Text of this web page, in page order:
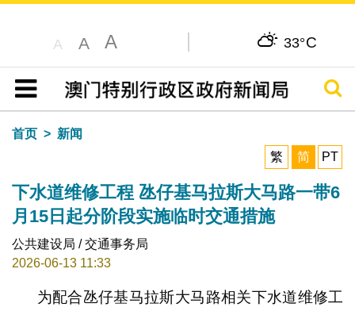
A A A 33°C
目录
搜寻
首页
新闻
繁
简 PT
下水道维修工程 氹仔基马拉斯大马路一带6
月15日起分阶段实施临时交通措施
公共建设局 / 交通事务局
2026-06-13 11:33
为配合氹仔基马拉斯大马路相关下水道维修工